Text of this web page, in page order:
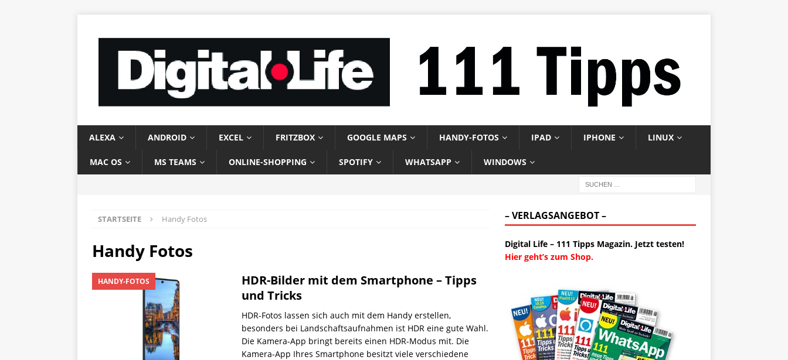
ALEXA ANDROID EXCEL FRITZBOX GOOGLE MAPS HANDY-FOTOS IPAD IPHONE LINUX
MAC OS MS TEAMS ONLINE-SHOPPING SPOTIFY WHATSAPP WINDOWS
STARTSEITE Handy Fotos
Handy Fotos
HANDY-FOTOS
HDR-Bilder mit dem Smartphone – Tipps
und Tricks
HDR-Fotos lassen sich auch mit dem Handy erstellen,
besonders bei Landschaftsaufnahmen ist HDR eine gute Wahl.
Die Kamera-App bringt bereits einen HDR-Modus mit. Die
Kamera-App Ihres Smartphone besitzt viele verschiedene
– VERLAGSANGEBOT –
Digital Life – 111 Tipps Magazin. Jetzt testen!
Hier geht’s zum Shop.